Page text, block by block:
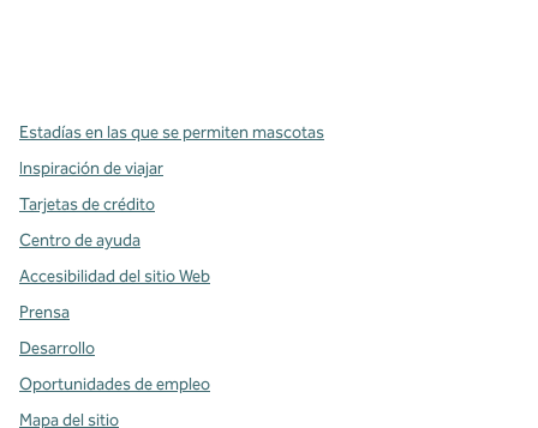
Estadías en las que se permiten mascotas
Inspiración de viajar
Tarjetas de crédito
Centro de ayuda
Accesibilidad del sitio Web
Prensa
Desarrollo
Oportunidades de empleo
Mapa del sitio